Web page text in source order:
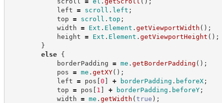
left = scroll . left ;
top = scroll . top ;
width = Ext . Element . getViewportWidth ( ) ;
height = Ext . Element . getViewportHeight ( ) ;
}
else
{
borderPadding = me . getBorderPadding ( ) ;
pos = me . getXY( ) ;
left = pos [0 ] + borderPadding . beforeX;
top = pos [ 1 ] + borderPadding . beforeY;
width = me . getWidth (true ) ;